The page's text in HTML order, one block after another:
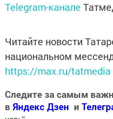
Telegram-канале
Читайте новости
национальном
https://max.ru/tatmedia
Следите за самым
в Яндекс Дзен и